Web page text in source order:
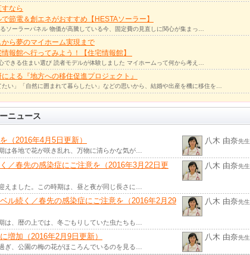
なら
節電＆創エネがおすすめ【HESTAソーラー】
ソーラーパネル 物価が高騰している今、固定費の見直しに関心が集まっ…
ら夢のマイホーム実現まで
報館へ行ってみよう！【住宅情報館】
できる住まい選び 読者モデルが体験しました マイホームって何から考え…
よる『地方への移住促進プロジェクト』
たい」「自然に囲まれて暮らしたい」などの思いから、結婚や出産を機に移住を…
ニュース
八木 由奈先生
（2016年4月5日更新）
は各地で花が咲き乱れ、万物に清らかな気が…
八木 由奈先生
／春先の感染症にご注意を（2016年3月22日更
えました。この時期は、昼と夜が同じ長さに…
八木 由奈先生
ル続く／春先の感染症にご注意を（2016年2月29
は、暦の上では、冬ごもりしていた虫たちも…
八木 由奈先生
加（2016年2月9日更新）
ぎ、公園の梅の花がほころんでいるのを見る…